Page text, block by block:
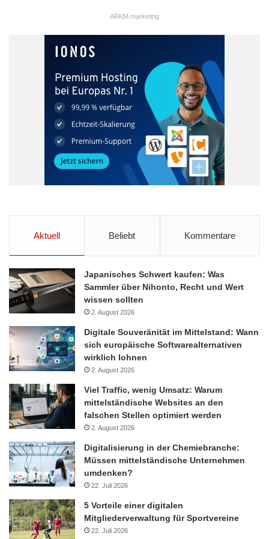
ungewöhnlichen Dingen beim Einkaufen überraschen: Roboter
als Wegweiser, Selbstbedienungskioske für Bestellungen und
Zauberspiegel für die Anprobe von Kleidung.
Küchen der Zukunft
Das Internet der Dinge hält Einzug in die Küche. Mit Geräten wie
Amazon Echo und Hiku können die Verbraucher weitere
Produkte zu ihren Einkaufslisten hinzufügen. Conversational
Wissen, was der Kunde will
Durch die vorausschauende Analyse von Kundeneindrücken
können Einzelhändler den Erwartungen ihrer Kunden immer
früher im Verkaufsprozess gerecht werden. Damit binden sie die
Kunden emotional an ihre Marken und antizipieren mit ihrem
Angebot die Wünsche ihrer Kunden.
Werner Rieche, Geschäftsführer der Software AG Deutschland,
fasst die Entwicklung folgendermaßen zusammen: „Wenn
Einzelhändler Lagerbestände in Echtzeit sichtbar machen,
durch Einkaufserlebnisse in ihren Ladengeschäften neue
Kunden gewinnen und bereits zu Beginn des
Verkaufsprozesses vorhersagen können, was ihre Kunden
wollen, wird es ihnen deutlich leichter fallen, den ‚magischen
Kaufmoment‘ zu nutzen. Dazu muss es möglich sein, die
koordinieren, damit sich das Kundenversprechen erfüllen lässt.“
ARKM.marketing
Aktuell Beliebt Kommentare
Japanisches Schwert kaufen: Was
Sammler über Nihonto, Recht und Wert
wissen sollten
2. August 2026
Digitale Souveränität im Mittelstand: Wann
sich europäische Softwarealternativen
wirklich lohnen
2. August 2026
Viel Traffic, wenig Umsatz: Warum
mittelständische Websites an den
falschen Stellen optimiert werden
2. August 2026
Digitalisierung in der Chemiebranche:
Müssen mittelständische Unternehmen
umdenken?
22. Juli 2026
5 Vorteile einer digitalen
Mitgliederverwaltung für Sportvereine
22. Juli 2026